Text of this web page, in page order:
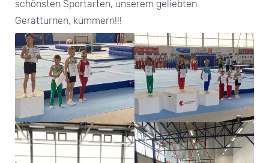
schönsten Sportarten, unserem geliebten
Gerätturnen, kümmern!!!